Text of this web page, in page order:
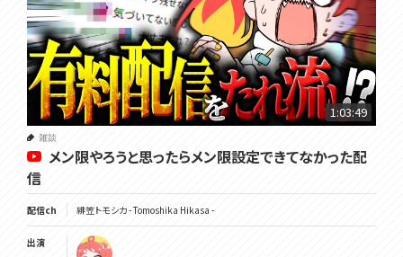
1:03:49
雑談
メン限やろうと思ったらメン限設定できてなかった配
信
配信ch 緋笠トモシカ - Tomoshika Hikasa -
出演